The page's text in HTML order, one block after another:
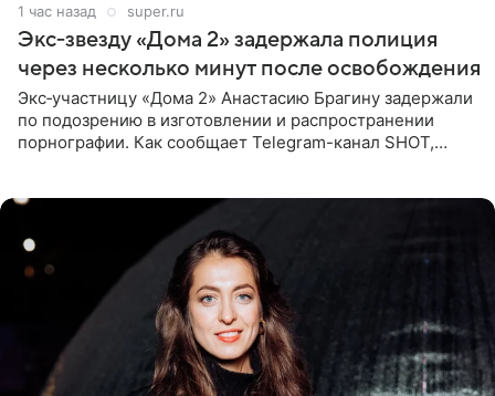
1 час назад super.ru
Экс‑звезду «Дома 2» задержала полиция
через несколько минут после освобождения
Экс‑участницу «Дома 2» Анастасию Брагину задержали
по подозрению в изготовлении и распространении
порнографии. Как сообщает Telegram-канал SHOT,